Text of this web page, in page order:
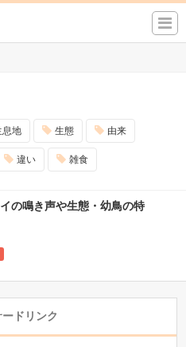
息地 生態 由来
違い 雑食
の鳴き声や生態・幼鳥の特
ドリンク